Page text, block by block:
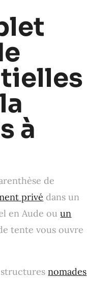
à
de
privé dans un
en Aude ouun
tente vous ouvre
nomades